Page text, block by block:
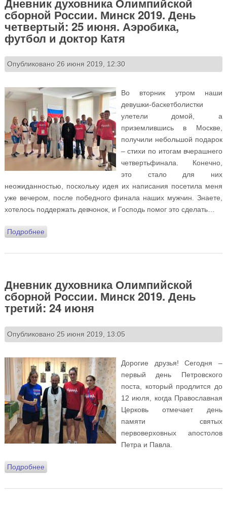
сборной России. Минск 2019. День
четвертый: 25 июня. Аэробика,
футбол и доктор Катя
Опубликовано 26 июня 2019, 12:30
Во вторник утром наши
девушки-баскетболистки
улетели домой, а
приземлившись в Москве,
получили небольшой подарок
– стихи по итогам вчерашнего
четвертьфинала. Конечно,
это стало для них
неожиданностью, поскольку идея их написания посетила меня
уже вечером, после победного финала наших мужчин. Знаете,
хотелось поддержать девчонок, и Господь помог это сделать…
Подробнеео Дневник духовника Олимпийской сборной России.
футбол и доктор Катя
Дневник духовника Олимпийской
сборной России. Минск 2019. День
третий: 24 июня
Опубликовано 25 июня 2019, 13:05
Дорогие друзья! Сегодня –
первый день Петровского
поста, который продлится до
12 июля, когда Православная
Церковь отмечает день
памяти святых
первоверховных апостолов
Петра и Павла.
Подробнеео Дневник духовника Олимпийской сборной России.